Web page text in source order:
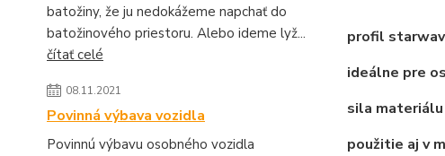
batožiny, že ju nedokážeme napchať do
batožinového priestoru. Alebo ideme lyž...
čítať celé
08.11.2021
Povinná výbava vozidla
Povinnú výbavu osobného vozidla
profil
ideálne pre
sila
použitie aj v